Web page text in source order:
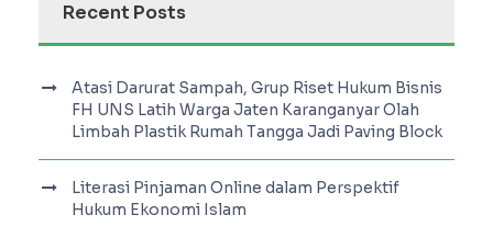
Recent Posts
Atasi Darurat Sampah, Grup Riset Hukum Bisnis
FH UNS Latih Warga Jaten Karanganyar Olah
Limbah Plastik Rumah Tangga Jadi Paving Block
Literasi Pinjaman Online dalam Perspektif
Hukum Ekonomi Islam